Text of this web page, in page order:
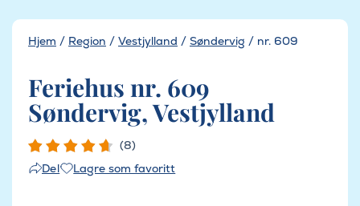
Hjem / Region / Vestjylland / Søndervig / nr. 609
Feriehus nr. 609
Søndervig, Vestjylland
(8)
Del
Lagre som favoritt